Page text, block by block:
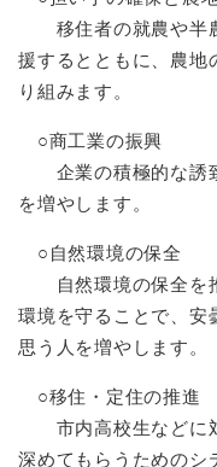
移住者の就農や半農
援するとともに、農地
り組みます。
○商工業の振興
企業の積極的な誘致
を増やします。
○自然環境の保全
自然環境の保全を推
環境を守ることで、安
思う人を増やします。
○移住・定住の推進
市内高校生などに対
深めてもらうためのシ